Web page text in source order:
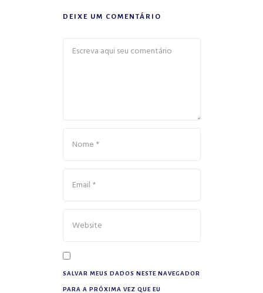
DEIXE UM COMENTÁRIO
SALVAR MEUS DADOS NESTE NAVEGADOR
PARA A PRÓXIMA VEZ QUE EU